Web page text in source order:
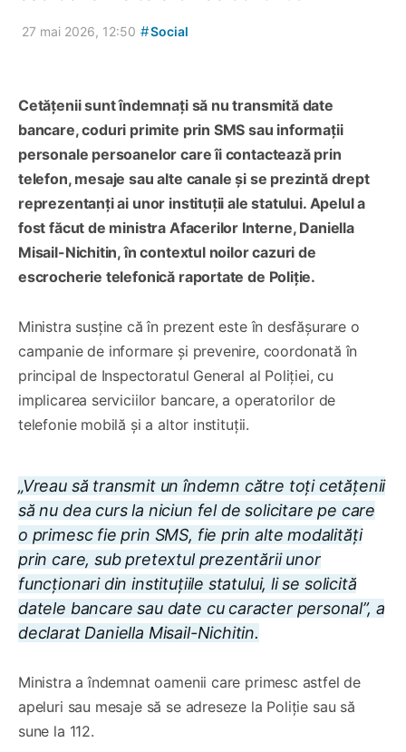
27 mai 2026, 12:50 #Social
Cetățenii sunt îndemnați să nu transmită date
bancare, coduri primite prin SMS sau informații
personale persoanelor care îi contactează prin
telefon, mesaje sau alte canale și se prezintă drept
reprezentanți ai unor instituții ale statului. Apelul a
fost făcut de ministra Afacerilor Interne, Daniella
Misail-Nichitin, în contextul noilor cazuri de
escrocherie telefonică raportate de Poliție.
Ministra susține că în prezent este în desfășurare o
campanie de informare și prevenire, coordonată în
principal de Inspectoratul General al Poliției, cu
implicarea serviciilor bancare, a operatorilor de
telefonie mobilă și a altor instituții.
„Vreau să transmit un îndemn către toți cetățenii
să nu dea curs la niciun fel de solicitare pe care
o primesc fie prin SMS, fie prin alte modalități
prin care, sub pretextul prezentării unor
funcționari din instituțiile statului, li se solicită
datele bancare sau date cu caracter personal”, a
declarat Daniella Misail-Nichitin.
Ministra a îndemnat oamenii care primesc astfel de
apeluri sau mesaje să se adreseze la Poliție sau să
sune la 112.